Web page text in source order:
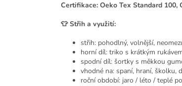
Certifikace: Oeko Tex Standard 100,
👕 Střih a využití:
střih: pohodlný, volnější,
horní díl: triko s krátkým
spodní díl: šortky s měkkou
vhodné na: spaní, hraní, školku,
roční období: jaro / léto / teplé